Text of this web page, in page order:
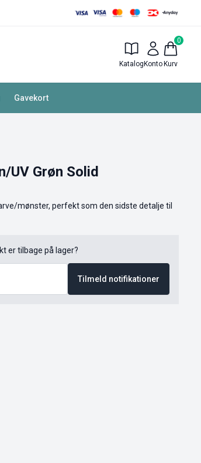
Katalog Konto
0
Kurv
Gavekort
UV Grøn Solid
mønster, perfekt som den sidste detalje til
er tilbage på lager?
Tilmeld notifikationer